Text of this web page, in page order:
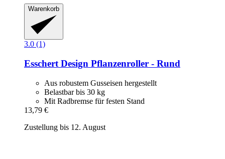
Warenkorb
3.0 (1)
Esschert Design Pflanzenroller -​ Rund
Aus robustem Gusseisen hergestellt
Belastbar bis 30 kg
Mit Radbremse für festen Stand
13,79 €
Zustellung bis 12. August